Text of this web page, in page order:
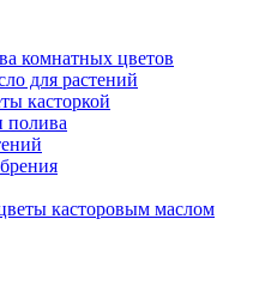
комнатных цветов
для растений
касторкой
полива
касторовым маслом